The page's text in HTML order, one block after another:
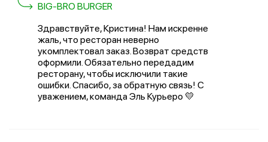
BIG-BRO BURGER
Здравствуйте, Кристина! Нам искренне
жаль, что ресторан неверно
укомплектовал заказ. Возврат средств
оформили. Обязательно передадим
ресторану, чтобы исключили такие
ошибки. Спасибо, за обратную связь! С
уважением, команда Эль Курьеро 💛